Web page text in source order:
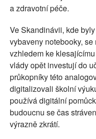
a zdravotní péče.
Ve Skandinávii, kde
vybaveny notebooky,
vzhledem ke
vlády opět investují do
průkopníky této
digitalizovali školní
používá digitální
budoucnu se čas
výrazně zkrátí.